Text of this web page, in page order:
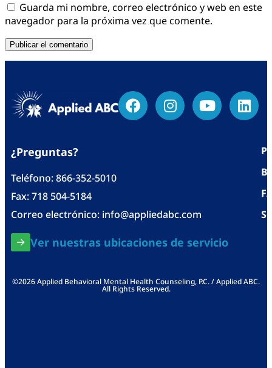
Guarda mi nombre, correo electrónico y web en este
navegador para la próxima vez que comente.
¿Preguntas?
Teléfono:866-352-5010
Fax: 718 504-5184
Correo electrónico: info@appliedabc.com
Ver nuestras ubicaciones de servicio
©2026 Applied Behavioral Mental Health Counseling, P.C. / Applied ABC.
All Rights Reserved.